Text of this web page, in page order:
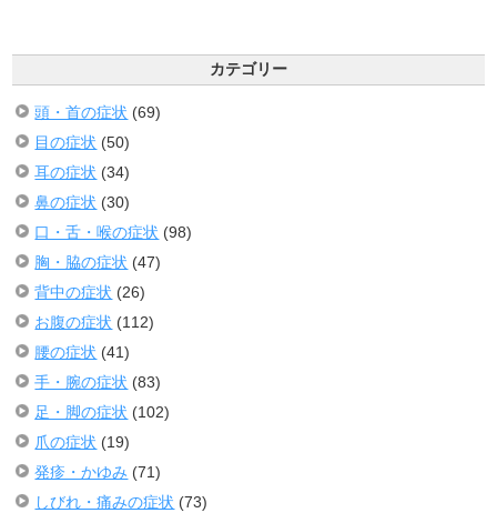
カテゴリー
頭・首の症状 (69)
目の症状 (50)
耳の症状 (34)
鼻の症状 (30)
口・舌・喉の症状 (98)
胸・脇の症状 (47)
背中の症状 (26)
お腹の症状 (112)
腰の症状 (41)
手・腕の症状 (83)
足・脚の症状 (102)
爪の症状 (19)
発疹・かゆみ (71)
しびれ・痛みの症状 (73)